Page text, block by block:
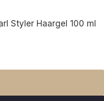
Styler Haargel 100 ml